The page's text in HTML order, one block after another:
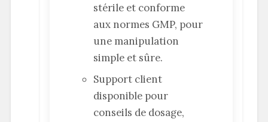
stérile et conforme
aux normes GMP, pour
une manipulation
simple et sûre.
Support client
disponible pour
conseils de dosage,